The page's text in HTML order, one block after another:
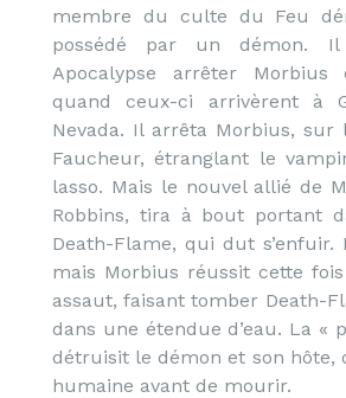
membre du culte du Feu
possédé par un démon.
Apocalypse arrêter Morbius
quand ceux-ci arrivèrent à
Nevada. Il arrêta Morbius,
Faucheur, étranglant le
lasso. Mais le nouvel allié de
Robbins, tira à bout portant
Death-Flame, qui dut
mais Morbius réussit cette
assaut, faisant tomber Death-
dans une étendue d’eau. La «
détruisit le démon et son hôte,
humaine avant de mourir.